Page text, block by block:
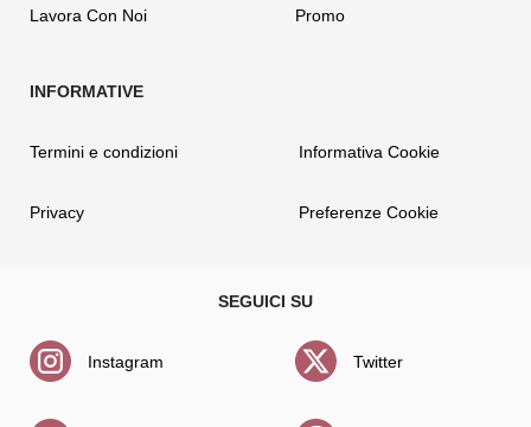
Lavora Con Noi Promo
Termini e condizioni
Privacy
Informativa Cookie
Preferenze Cookie
Instagram Twitter